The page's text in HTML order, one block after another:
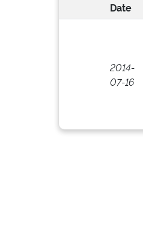
Date
2014-
07-16